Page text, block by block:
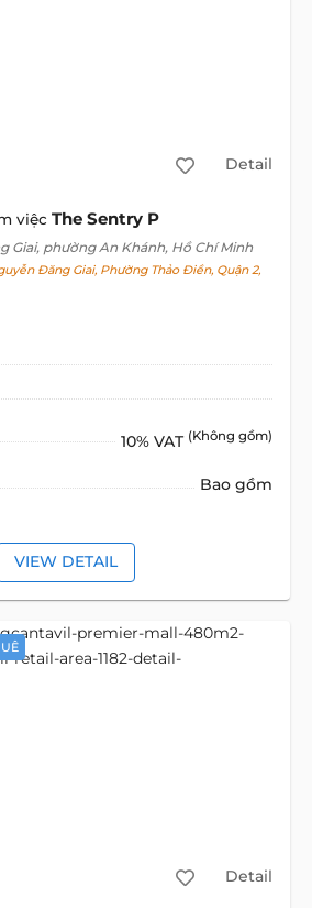
Detail
việc The Sentry P
Giai, phường An Khánh, Hồ Chí Minh
Đăng Giai, Phường Thảo Điền, Quận 2,
10% VAT (Không gồm)
Bao gồm
VIEW DETAIL
Detail